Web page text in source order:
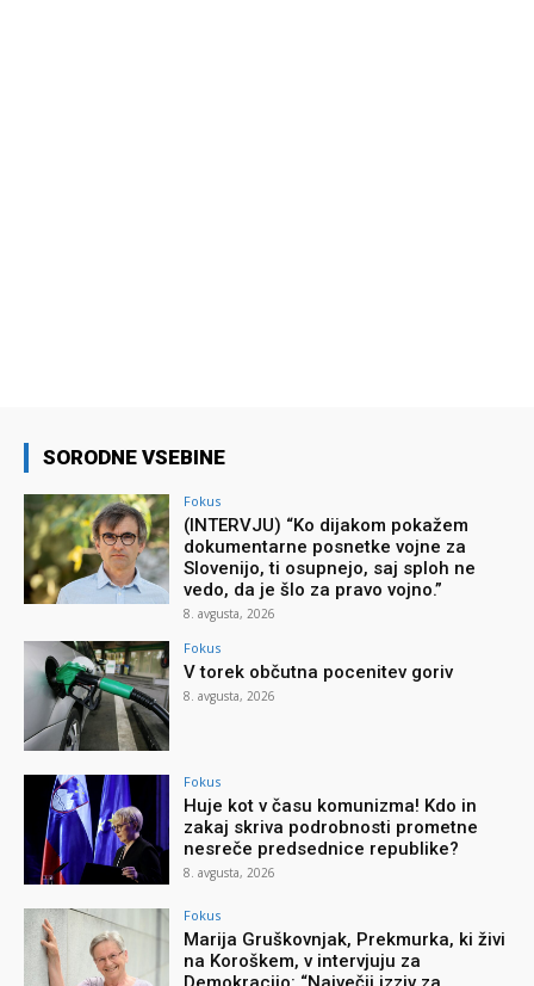
SORODNE VSEBINE
Fokus
(INTERVJU) “Ko dijakom pokažem
dokumentarne posnetke vojne za
Slovenijo, ti osupnejo, saj sploh ne
vedo, da je šlo za pravo vojno.”
8. avgusta, 2026
Fokus
V torek občutna pocenitev goriv
8. avgusta, 2026
Fokus
Huje kot v času komunizma! Kdo in
zakaj skriva podrobnosti prometne
nesreče predsednice republike?
8. avgusta, 2026
Fokus
Marija Gruškovnjak, Prekmurka, ki živi
na Koroškem, v intervjuju za